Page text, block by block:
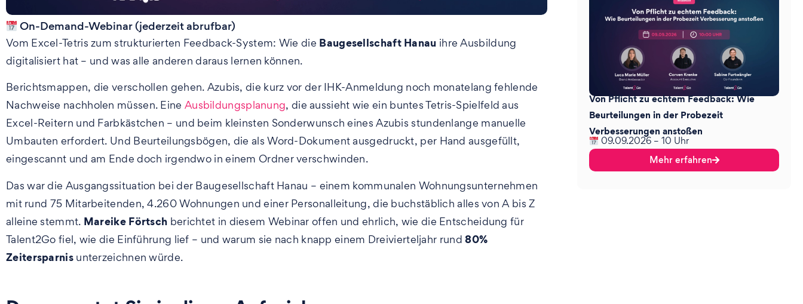
On-Demand-Webinar (jederzeit abrufbar)
Vom Excel-Tetris zum strukturierten Feedback-System: Wie die Baugesellschaft Hanau ihre Ausbildung
digitalisiert hat – und was alle anderen daraus lernen können.
Berichtsmappen, die verschollen gehen. Azubis, die kurz vor der IHK-Anmeldung noch monatelang fehlende
Nachweise nachholen müssen. Eine Ausbildungsplanung, die aussieht wie ein buntes Tetris-Spielfeld aus
Excel-Reitern und Farbkästchen – und beim kleinsten Sonderwunsch eines Azubis stundenlange manuelle
Umbauten erfordert. Und Beurteilungsbögen, die als Word-Dokument ausgedruckt, per Hand ausgefüllt,
eingescannt und am Ende doch irgendwo in einem Ordner verschwinden.
Das war die Ausgangssituation bei der Baugesellschaft Hanau – einem kommunalen Wohnungsunternehmen
mit rund 75 Mitarbeitenden, 4.260 Wohnungen und einer Personalleitung, die buchstäblich alles von A bis Z
alleine stemmt. Mareike Förtsch berichtet in diesem Webinar offen und ehrlich, wie die Entscheidung für
Talent2Go fiel, wie die Einführung lief – und warum sie nach knapp einem Dreivierteljahr rund80%
Zeitersparnisunterzeichnen würde.
Von Pflicht zu echtem Feedback: Wie
Beurteilungen in der Probezeit
Verbesserungen anstoßen
09.09.2026 – 10 Uhr
Mehr erfahren